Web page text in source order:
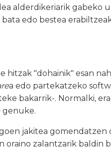
alderdikeriarik gabeko
edo bestea
"dohainik" esan
a edo partekatzeko
bakarrik-. Normalki,
genuke.
jakitea gomendatzen
oraino zalantzarik baldin